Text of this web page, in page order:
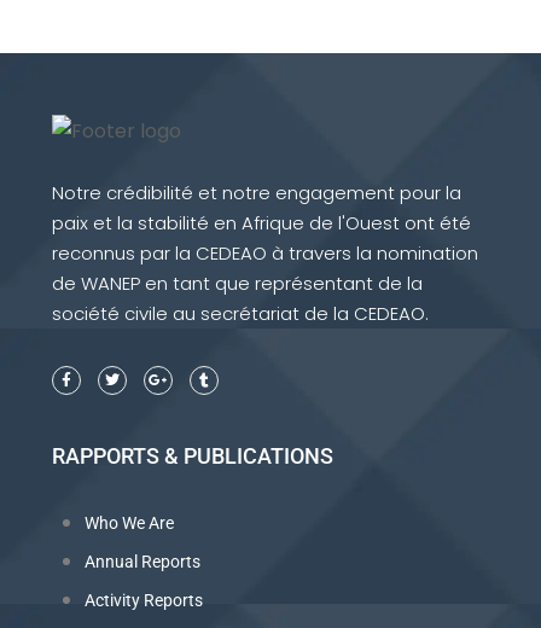
Notre crédibilité et notre engagement pour la
paix et la stabilité en Afrique de l'Ouest ont été
reconnus par la CEDEAO à travers la nomination
de WANEP en tant que représentant de la
société civile au secrétariat de la CEDEAO.
RAPPORTS & PUBLICATIONS
Who We Are
Annual Reports
Activity Reports